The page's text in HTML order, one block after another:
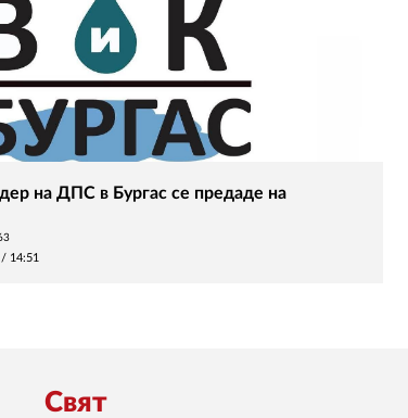
на ДПС в Бургас се предаде на
/ 14:51
Свят